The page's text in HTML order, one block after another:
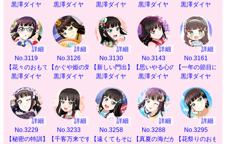
黒澤ダイヤ
黒澤ダイヤ
黒澤ダイヤ
黒澤ダイヤ
黒澤ダイヤ
詳細
No.3119
【花々のおもてなし】
黒澤ダイヤ
詳細
No.3126
【かぐや姫の気持ち】
黒澤ダイヤ
詳細
No.3130
【新しい門出】
黒澤ダイヤ
詳細
No.3143
【思いやる心の絆】
黒澤ダイヤ
詳細
No.3161
【一年の節目に】
黒澤ダイヤ
詳細
No.3229
【秘密の特訓】
詳細
No.3233
【千客万来ですわ】
詳細
No.3258
【遠くてもそばに】
詳細
No.3288
【真夏の海だから】
詳細
No.3295
【花祭りのおも